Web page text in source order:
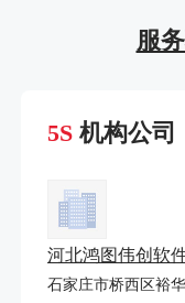
服
5S 机构公司
河北鸿图伟创软